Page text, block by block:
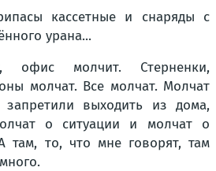
кассетные и снаряды с
урана...
офис молчит. Стерненки,
молчат. Все молчат. Молчат
выходить из дома,
о ситуации и молчат о
там, то, что мне говорят, там